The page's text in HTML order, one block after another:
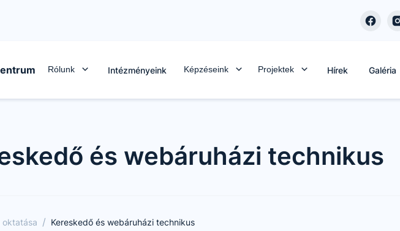
Rólunk Intézményeink Képzéseink Projektek Hírek Galéria
és webáruházi technikus
oktatása / Kereskedő és webáruházi technikus